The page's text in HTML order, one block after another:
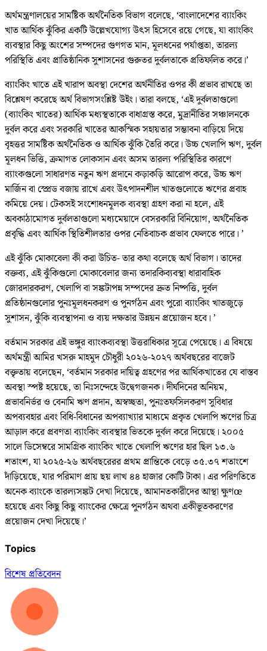
অর্থমন্ত্রণালয়ের সামষ্টিক অর্থনৈতিক বিভাগ বলেছে, ‘বাংলাদেশের ব্যাংকিং
খাত আর্থিক ঝুঁকির একটি উল্লেখযোগ্য উৎস হিসেবে রয়ে গেছে, যা ব্যাংকিং
ব্যবস্থার কিছু অংশের সম্পদের গুণগত মান, মূলধনের পর্যাপ্ততা, তারল্য
পরিস্থিতি এবং প্রাতিষ্ঠানিক সুশাসনের গুরুতর দুর্বলতাকে প্রতিফলিত করে।’
ব্যাংকিং খাতে এই খারাপ অবস্থা দেশের অর্থনীতির ওপর কী প্রভাব রাখছে তা
বিশ্লেষণ করেছে অর্থ বিভাগসংশ্লিষ্ট উইং। তারা বলছে, ‘এই দুর্বলতাগুলো
(ব্যাংকিং খাতের) আর্থিক মধ্যস্থতাকে বাধাগ্রস্ত করে, মুদ্রানীতির সঞ্চালনকে
দুর্বল করে এবং সরকারি খাতের আকস্মিক সহায়তার সম্ভাবনা বাড়িয়ে দিয়ে
বৃহত্তর সামষ্টিক অর্থনৈতিক ও আর্থিক ঝুঁকি তৈরি করে। উচ্চ খেলাপি ঋণ, দুর্বল
মূলধন ভিত্তি, ক্রমাগত লোকসান এবং অসম তারল্য পরিস্থিতির কারণে
ব্যাংকগুলো সাধারণত নতুন ঋণ প্রদানে কড়াকড়ি আরোপ করে, উচ্চ ঋণ
মার্জিন বা স্প্রেড বজায় রাখে এবং উৎপাদনশীল খাতগুলোতে ঋণের প্রবাহ
কমিয়ে দেয়। টেকসই সংশোধনমূলক ব্যবস্থা গ্রহণ করা না হলে, এই
অবকাঠামোগত দুর্বলতাগুলো মধ্যমেয়াদে বেসরকারি বিনিয়োগ, অর্থনৈতিক
প্রবৃদ্ধি এবং আর্থিক স্থিতিশীলতার ওপর নেতিবাচক প্রভাব ফেলতে পারে। ’
এই ঝুঁকি মোকাবেলা কী করা উচিত- তার কথা বলেছে অর্থ বিভাগ। তাদের
বক্তব্য, এই ঝুঁকিগুলো মোকাবেলার জন্য তদারকিব্যবস্থা ধারাবাহিক
জোরদারকরণ, খেলাপি বা সঙ্কটাপন্ন সম্পদের দ্রুত নিষ্পত্তি, দুর্বল
প্রতিষ্ঠানগুলোর পুনঃমূলধনকরণ ও পুনর্গঠন এবং পুরো ব্যাংকিং খাতজুড়ে
সুশাসন, ঝুঁকি ব্যবস্থাপনা ও ব্যয় দক্ষতার উন্নয়ন প্রয়োজন হবে। ’
বর্তমান সরকার এই ভঙ্গুর ব্যাংকব্যবস্থা উত্তরাধিকার সূত্রে পেয়েছে। এ বিষয়ে
অর্থমন্ত্রী আমির খসরু মাহমুদ চৌধুরী ২০২৬-২০২৭ অর্থবছরের বাজেট
বক্তৃতায় বলেছেন, ‘বর্তমান সরকার দায়িত্ব গ্রহণের পর আর্থিকখাতের যে বাস্তব
অবস্থা স্পষ্ট হয়েছে, তা নিঃসন্দেহে উদ্বেগজনক। দীর্ঘদিনের অনিয়ম,
প্রভাবনির্ভর ও বেনামি ঋণ প্রদান, অস্বচ্ছতা, পুনঃতফসিলকরণ সুবিধার
অপব্যবহার এবং বিধি-বিধানের অপব্যাখ্যার মাধ্যমে প্রকৃত খেলাপি ঋণের চিত্র
আড়াল করে প্রবণতা ব্যাংকিং ব্যবস্থার ভিতকে দুর্বল করে দিয়েছে। ২০০৫
সালে ডিসেম্বরে সামগ্রিক ব্যাংকিং খাতে খেলাপি ঋণের হার ছিল ১৩.৬
শতাংশ, যা ২০২৫-২৬ অর্থবছরেরর প্রথম প্রান্তিকে বেড়ে ৩৫.৩৭ শতাংশে
দাঁড়িয়েছে, যার পরিমাণ প্রায় ছয় লাখ ৪৪ হাজার কোটি টাকা। এর পরিণতিতে
অনেক ব্যাংকে তারল্যসঙ্কট দেখা দিয়েছে, আমানতকারীদের আস্থা ক্ষুণœ
হয়েছে এবং কিছু কিছু ব্যাংকের ক্ষেত্রে পুনর্গঠন অথবা একীভূতকরণের
প্রয়োজন দেখা দিয়েছে।’
Topics
বিশেষ প্রতিবেদন